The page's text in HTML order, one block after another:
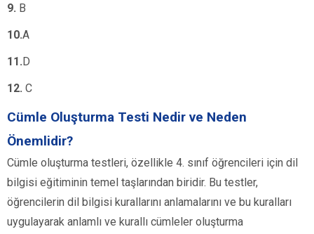
9. B
10.A
11. D
12. C
Cümle Oluşturma Testi Nedir ve Neden
Önemlidir?
Cümle oluşturma testleri, özellikle 4. sınıf öğrencileri için dil
bilgisi eğitiminin temel taşlarından biridir. Bu testler,
öğrencilerin dil bilgisi kurallarını anlamalarını ve bu kuralları
uygulayarak anlamlı ve kurallı cümleler oluşturma